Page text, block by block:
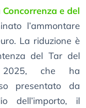
e del
l’ammontare
La riduzione è
del Tar del
2025, che ha
presentato da
dell’importo, il